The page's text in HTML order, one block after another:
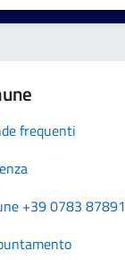
frequenti
+39 0783 87891